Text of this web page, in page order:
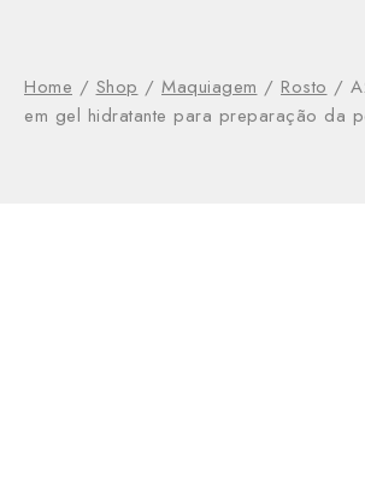
Home / Shop / Maquiagem / Rosto /
em gel hidratante para preparação da